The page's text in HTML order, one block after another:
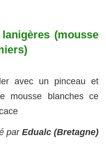
(mousse
avec un pinceau et
mousse blanches ce
par Edualc (Bretagne)